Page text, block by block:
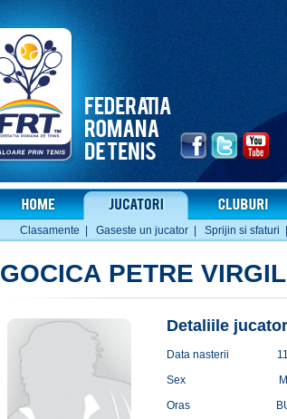
Clasamente Gaseste un jucator| Sprijin si sfaturi
GOCICA PETRE VIRGIL
Detaliile
Data nasterii
Sex
Oras